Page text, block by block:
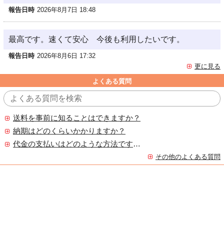
報告日時 2026年8月7日 18:48
最高です。速くて安心 今後も利用したいです。
報告日時 2026年8月6日 17:32
更に見る
よくある質問
送料を事前に知ることはできますか？
納期はどのくらいかかりますか？
代金の支払いはどのような方法ですか？
その他のよくある質問